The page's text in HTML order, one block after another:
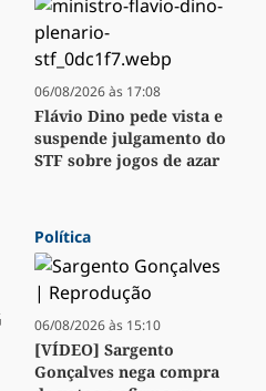
06/08/2026 às 17:08
Flávio Dino pede vista e
suspende julgamento do
STF sobre jogos de azar
Política
06/08/2026 às 15:10
[VÍDEO] Sargento
Gonçalves nega compra